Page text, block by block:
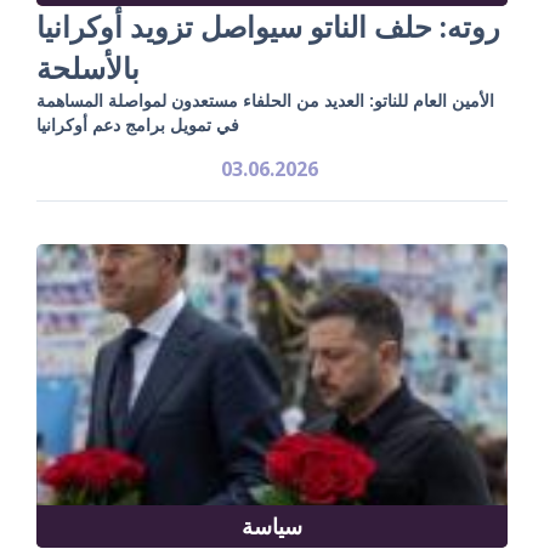
روته: حلف الناتو سيواصل تزويد أوكرانيا
بالأسلحة
الأمين العام للناتو: العديد من الحلفاء مستعدون لمواصلة المساهمة
في تمويل برامج دعم أوكرانيا
03.06.2026
سياسة